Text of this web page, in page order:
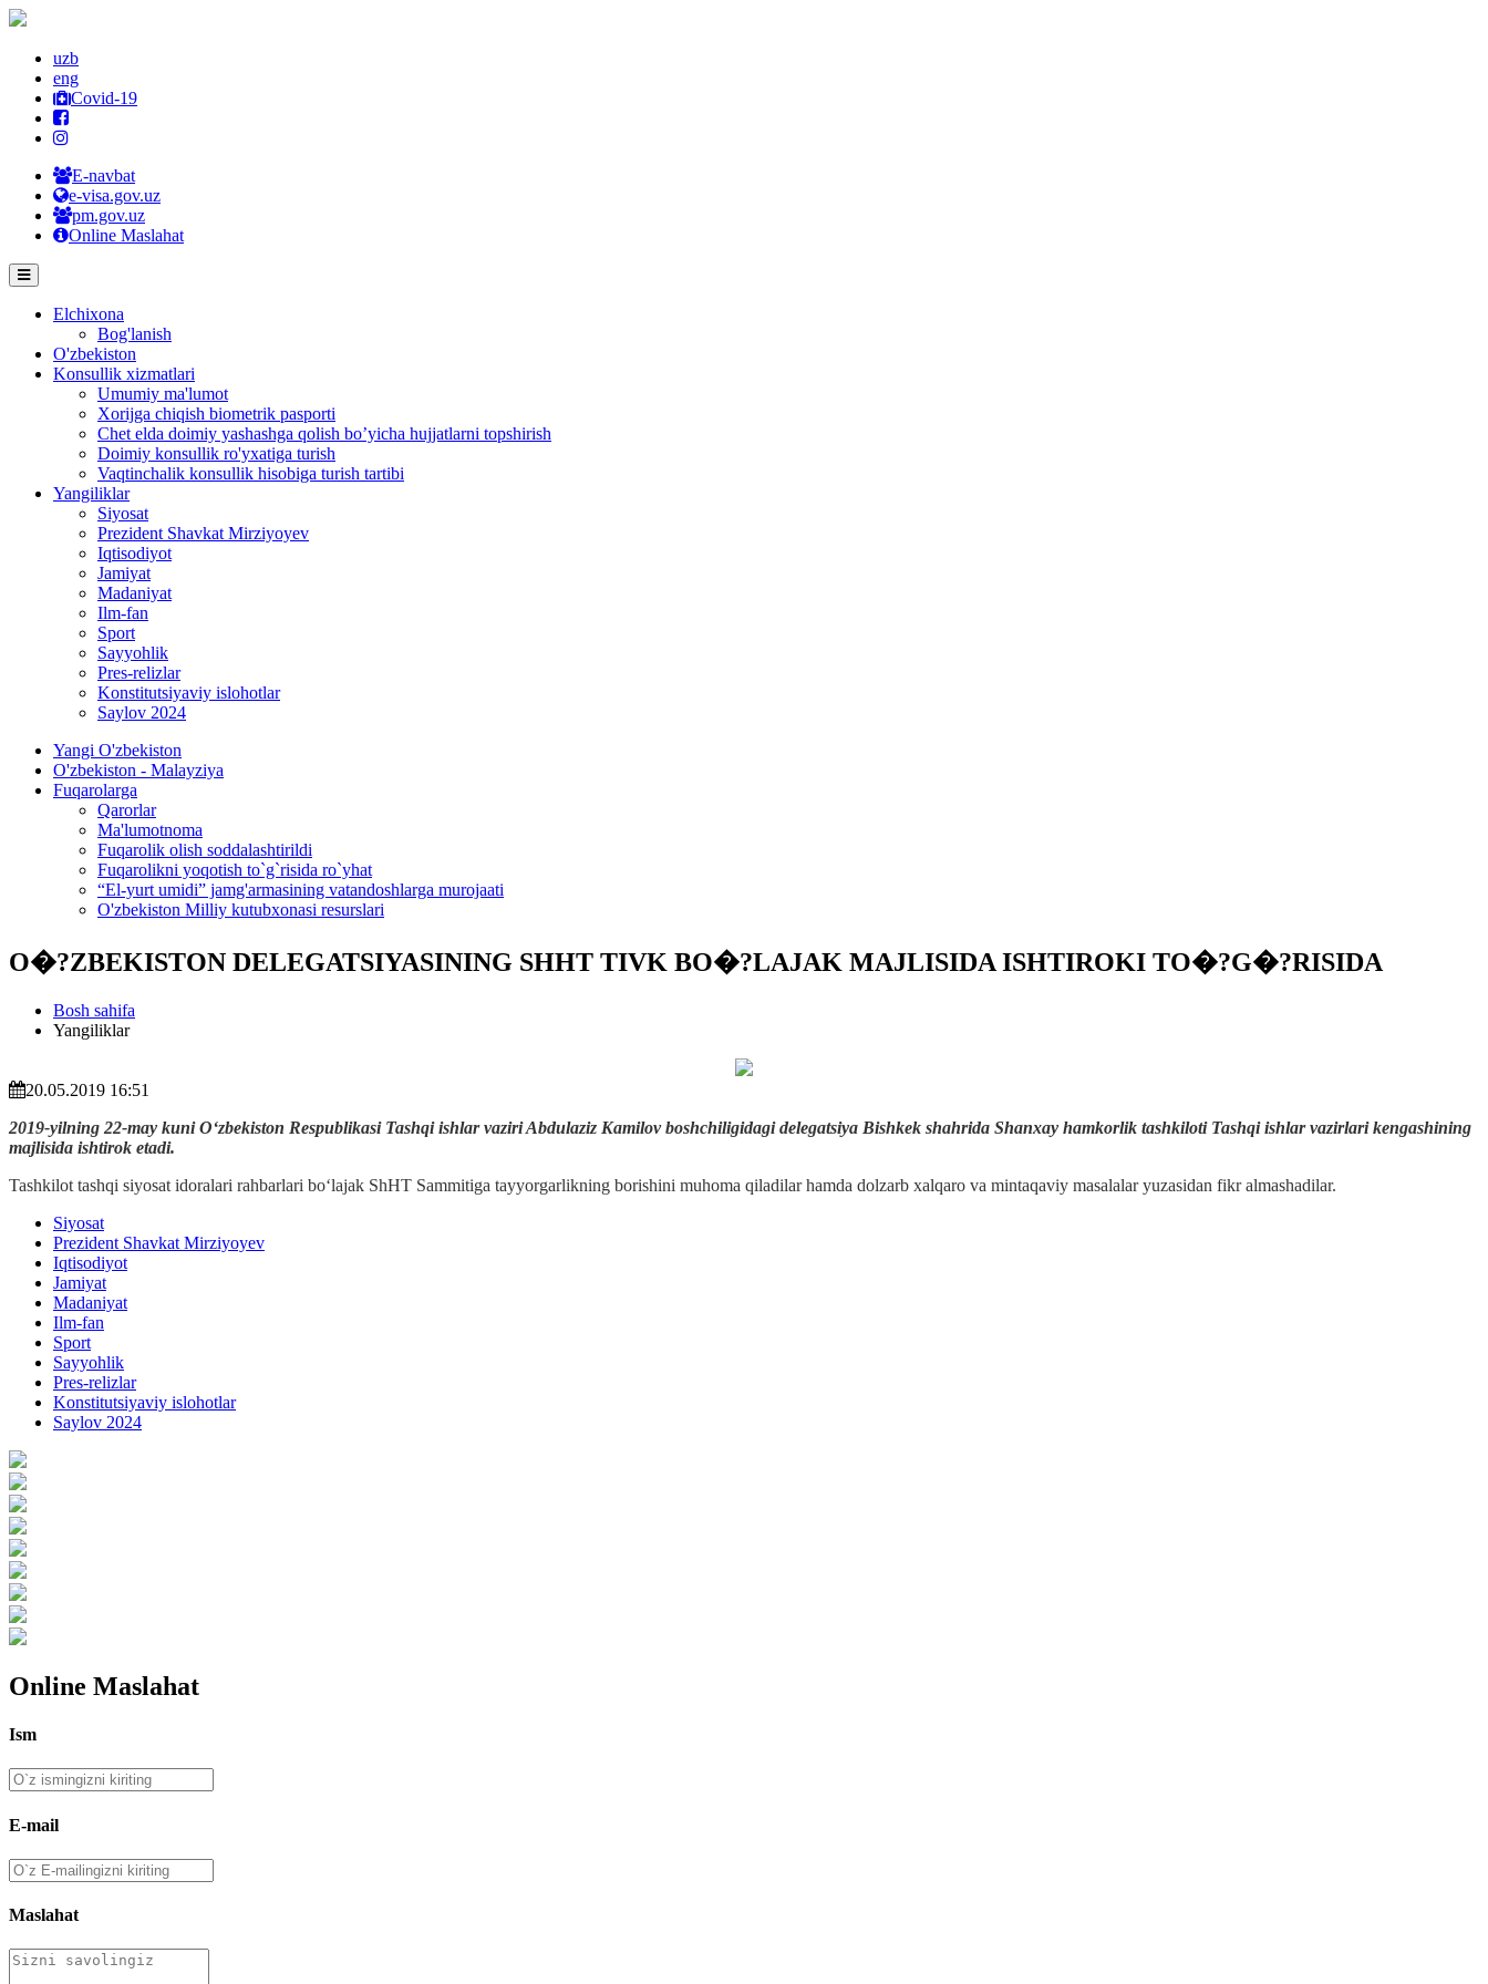
uzb
eng
Covid-19
E-navbat
e-visa.gov.uz
pm.gov.uz
Online Maslahat
Elchixona
Bog'lanish
O'zbekiston
Konsullik xizmatlari
Umumiy ma'lumot
Xorijga chiqish biometrik pasporti
Chet elda doimiy yashashga qolish bo’yicha hujjatlarni topshirish
Doimiy konsullik ro'yxatiga turish
Vaqtinchalik konsullik hisobiga turish tartibi
Yangiliklar
Siyosat
Prezident Shavkat Mirziyoyev
Iqtisodiyot
Jamiyat
Madaniyat
Ilm-fan
Sport
Sayyohlik
Pres-relizlar
Konstitutsiyaviy islohotlar
Saylov 2024
Yangi O'zbekiston
O'zbekiston - Malayziya
Fuqarolarga
Qarorlar
Ma'lumotnoma
Fuqarolik olish soddalashtirildi
Fuqarolikni yoqotish to`g`risida ro`yhat
“El-yurt umidi” jamg'armasining vatandoshlarga murojaati
O'zbekiston Milliy kutubxonasi resurslari
O�?ZBEKISTON DELEGATSIYASINING SHHT TIVK BO�?LAJAK MAJLISIDA ISHTIROKI TO�?G�?RISIDA
Bosh sahifa
Yangiliklar
20.05.2019 16:51
2019-yilning 22-may kuni O‘zbekiston Respublikasi Tashqi ishlar vaziri Abdulaziz Kamilov boshchiligidagi delegatsiya Bishkek shahrida Shanxay hamkorlik tashkiloti Tashqi ishlar vazirlari kengashining
majlisida ishtirok etadi.
Tashkilot tashqi siyosat idoralari rahbarlari bo‘lajak ShHT Sammitiga tayyorgarlikning borishini muhoma qiladilar hamda dolzarb xalqaro va mintaqaviy masalalar yuzasidan fikr almashadilar.
Siyosat
Prezident Shavkat Mirziyoyev
Iqtisodiyot
Jamiyat
Madaniyat
Ilm-fan
Sport
Sayyohlik
Pres-relizlar
Konstitutsiyaviy islohotlar
Saylov 2024
Online Maslahat
Ism
E-mail
Maslahat